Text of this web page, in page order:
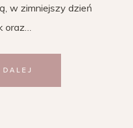
w zimniejszy dzień